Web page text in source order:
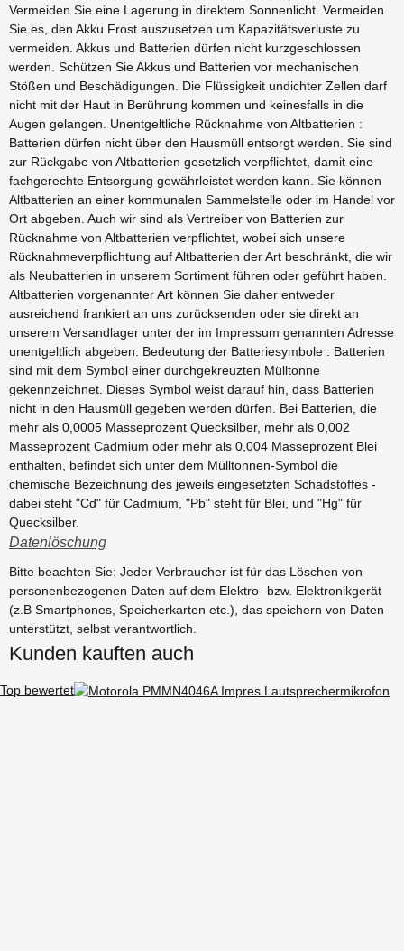
Vermeiden Sie eine Lagerung in direktem Sonnenlicht. Vermeiden
Sie es, den Akku Frost auszusetzen um Kapazitätsverluste zu
vermeiden. Akkus und Batterien dürfen nicht kurzgeschlossen
werden. Schützen Sie Akkus und Batterien vor mechanischen
Stößen und Beschädigungen. Die Flüssigkeit undichter Zellen darf
nicht mit der Haut in Berührung kommen und keinesfalls in die
Augen gelangen. Unentgeltliche Rücknahme von Altbatterien :
Batterien dürfen nicht über den Hausmüll entsorgt werden. Sie sind
zur Rückgabe von Altbatterien gesetzlich verpflichtet, damit eine
fachgerechte Entsorgung gewährleistet werden kann. Sie können
Altbatterien an einer kommunalen Sammelstelle oder im Handel vor
Ort abgeben. Auch wir sind als Vertreiber von Batterien zur
Rücknahme von Altbatterien verpflichtet, wobei sich unsere
Rücknahmeverpflichtung auf Altbatterien der Art beschränkt, die wir
als Neubatterien in unserem Sortiment führen oder geführt haben.
Altbatterien vorgenannter Art können Sie daher entweder
ausreichend frankiert an uns zurücksenden oder sie direkt an
unserem Versandlager unter der im Impressum genannten Adresse
unentgeltlich abgeben. Bedeutung der Batteriesymbole : Batterien
sind mit dem Symbol einer durchgekreuzten Mülltonne
gekennzeichnet. Dieses Symbol weist darauf hin, dass Batterien
nicht in den Hausmüll gegeben werden dürfen. Bei Batterien, die
mehr als 0,0005 Masseprozent Quecksilber, mehr als 0,002
Masseprozent Cadmium oder mehr als 0,004 Masseprozent Blei
enthalten, befindet sich unter dem Mülltonnen-Symbol die
chemische Bezeichnung des jeweils eingesetzten Schadstoffes -
dabei steht "Cd" für Cadmium, "Pb" steht für Blei, und "Hg" für
Quecksilber.
Datenlöschung
Bitte beachten Sie: Jeder Verbraucher ist für das Löschen von
personenbezogenen Daten auf dem Elektro- bzw. Elektronikgerät
(z.B Smartphones, Speicherkarten etc.), das speichern von Daten
unterstützt, selbst verantwortlich.
Kunden kauften auch
Top bewertet